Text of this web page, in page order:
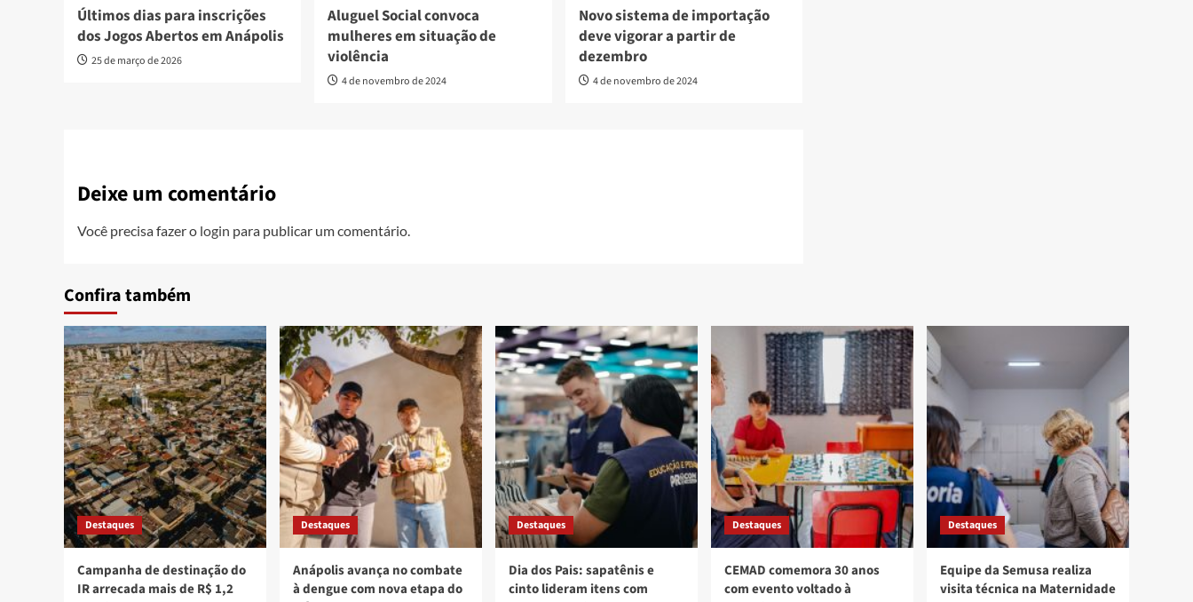
Últimos dias para inscrições
dos Jogos Abertos em Anápolis
25 de março de 2026
Aluguel Social convoca
mulheres em situação de
violência
4 de novembro de 2024
Novo sistema de importação
deve vigorar a partir de
dezembro
4 de novembro de 2024
Deixe um comentário
Você precisa fazer o login para publicar um comentário.
Confira também
Destaques
Campanha de destinação do
IR arrecada mais de R$ 1,2
Destaques
Anápolis avança no combate
à dengue com nova etapa do
Destaques
Dia dos Pais: sapatênis e
cinto lideram itens com
Destaques
CEMAD comemora 30 anos
com evento voltado à
Destaques
Equipe da Semusa realiza
visita técnica na Maternidade